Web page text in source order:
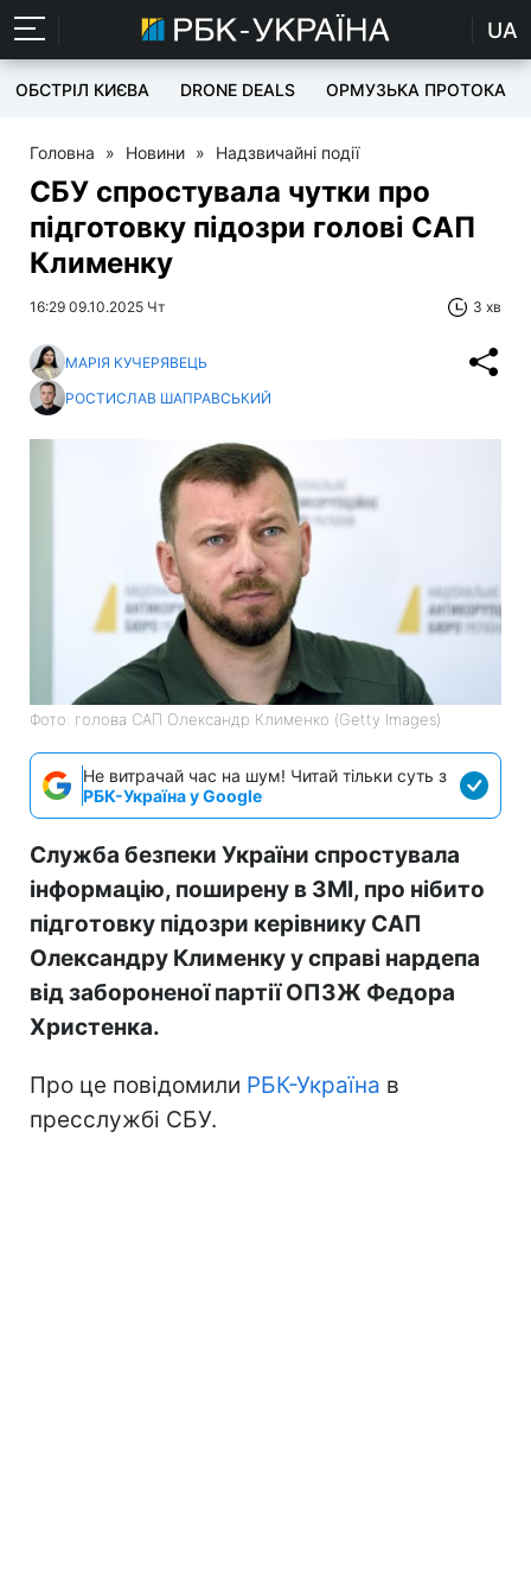
UA
ОБСТРІЛ КИЄВА DRONE DEALS ОРМУЗЬКА ПРОТОКА
Головна » Новини » Надзвичайні події
СБУ спростувала чутки про
підготовку підозри голові САП
Клименку
16:29 09.10.2025 Чт 3 хв
МАРІЯ КУЧЕРЯВЕЦЬ
РОСТИСЛАВ ШАПРАВСЬКИЙ
Фото: голова САП Олександр Клименко (Getty Images)
Не витрачай час на шум! Читай тільки суть з
РБК-Україна у Google
Служба безпеки України спростувала
інформацію, поширену в ЗМІ, про нібито
підготовку підозри керівнику САП
Олександру Клименку у справі нардепа
від забороненої партії ОПЗЖ Федора
Христенка.
Про це повідомили РБК-Україна в
пресслужбі СБУ.